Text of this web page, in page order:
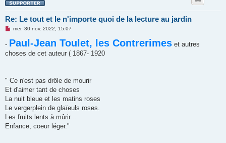
Re: Le tout et le n'importe quoi de la lecture au jardin
M
s
s
a
n
l
mer. 30 nov. 2022, 15:07
- Paul-Jean Toulet, les Contrerimes et autres
choses de cet auteur ( 1867- 1920
" Ce n'est pas drôle de mourir
Et d'aimer tant de choses
La nuit bleue et les matins roses
Le vergerplein de glaïeuls roses.
Les fruits lents à mûrir...
Enfance, coeur léger."